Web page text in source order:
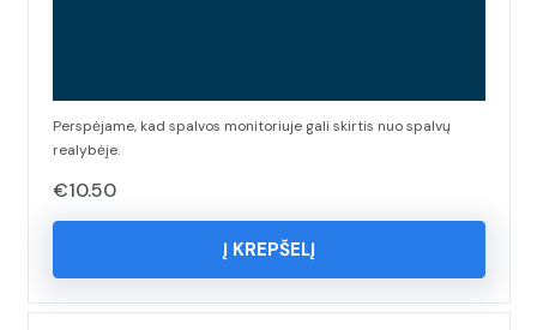
Perspėjame, kad spalvos monitoriuje gali skirtis nuo spalvų
realybėje.
€10.50
Į KREPŠELĮ